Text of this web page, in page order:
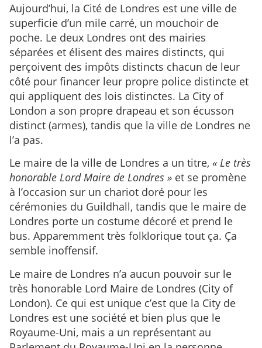
Aujourd’hui, la Cité de Londres est une ville de
superficie d’un mile carré, un mouchoir de
poche. Le deux Londres ont des mairies
séparées et élisent des maires distincts, qui
perçoivent des impôts distincts chacun de leur
côté pour financer leur propre police distincte et
qui appliquent des lois distinctes. La City of
London a son propre drapeau et son écusson
distinct (armes), tandis que la ville de Londres ne
l’a pas.
Le maire de la ville de Londres a un titre, « Le très
honorable Lord Maire de Londres » et se promène
à l’occasion sur un chariot doré pour les
cérémonies du Guildhall, tandis que le maire de
Londres porte un costume décoré et prend le
bus. Apparemment très folklorique tout ça. Ça
semble inoffensif.
Le maire de Londres n’a aucun pouvoir sur le
très honorable Lord Maire de Londres (City of
London). Ce qui est unique c’est que la City de
Londres est une société et bien plus que le
Royaume-Uni, mais a un représentant au